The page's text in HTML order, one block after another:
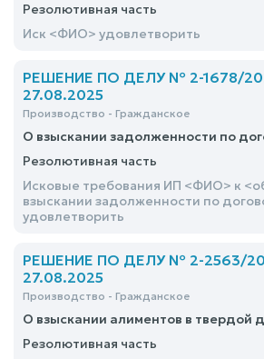
Резолютивная часть
Иск <ФИО> удовлетворить
РЕШЕНИЕ ПО ДЕЛУ № 2-1678/
27.08.2025
Производство - Гражданское
О взыскании задолженности по
Резолютивная часть
Исковые требования ИП <ФИО> к
взыскании задолженности по
удовлетворить
РЕШЕНИЕ ПО ДЕЛУ № 2-2563/
27.08.2025
Производство - Гражданское
О взыскании алиментов в твердой
Резолютивная часть